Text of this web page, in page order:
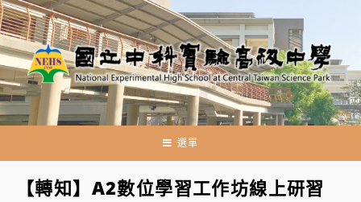
跳
轉
至
主
要
內
選單
【轉知】A2數位學習工作坊線上研習